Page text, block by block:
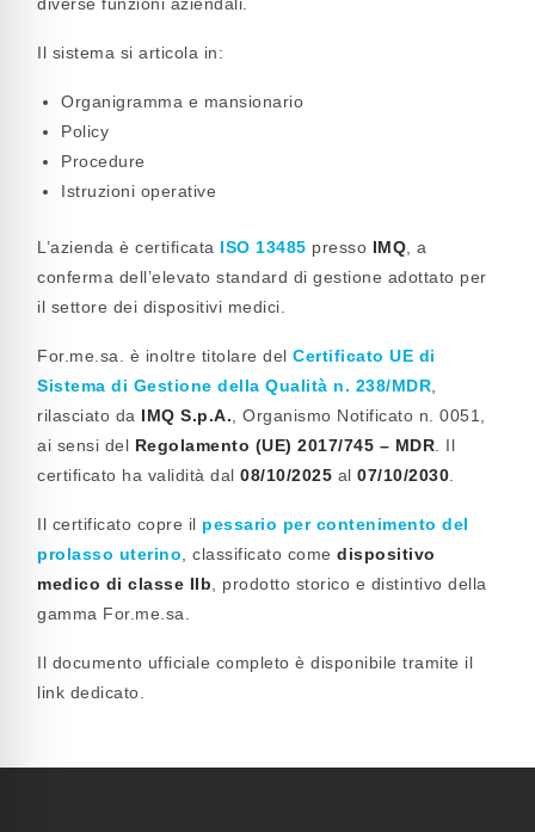
Il sistema si articola in:
Organigramma e mansionario
Policy
Procedure
Istruzioni operative
L’azienda è certificata ISO 13485 presso IMQ , a
conferma dell’elevato standard di gestione adottato per
il settore dei dispositivi medici.
For.me.sa. è inoltre titolare del Certificato UE di
Sistema di Gestione della Qualità n. 238/MDR
rilasciato da IMQ S.p.A. , Organismo Notificato n. 0051,
ai sensi del Regolamento (UE) 2017/745 – MDR . Il
certificato ha validità dal 08/10/2025 al 07/10/2030
Il certificato copre il pessario per contenimento del
prolasso uterino , classificato come dispositivo
medico di classe IIb , prodotto storico e distintivo della
gamma For.me.sa.
Il documento ufficiale completo è disponibile tramite il
link dedicato.